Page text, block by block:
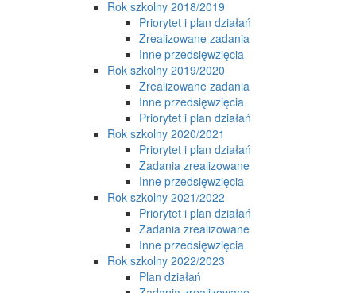
Rok szkolny 2018/2019
Priorytet i plan działań
Zrealizowane zadania
Inne przedsięwzięcia
Rok szkolny 2019/2020
Zrealizowane zadania
Inne przedsięwzięcia
Priorytet i plan działań
Rok szkolny 2020/2021
Priorytet i plan działań
Zadania zrealizowane
Inne przedsięwzięcia
Rok szkolny 2021/2022
Priorytet i plan działań
Zadania zrealizowane
Inne przedsięwzięcia
Rok szkolny 2022/2023
Plan działań